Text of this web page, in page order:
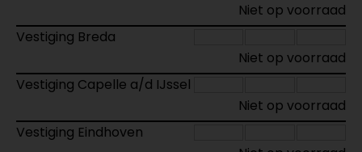
Niet op voorraad
Vestiging Breda
Niet op voorraad
Vestiging Capelle a/d IJssel
Niet op voorraad
Vestiging Eindhoven